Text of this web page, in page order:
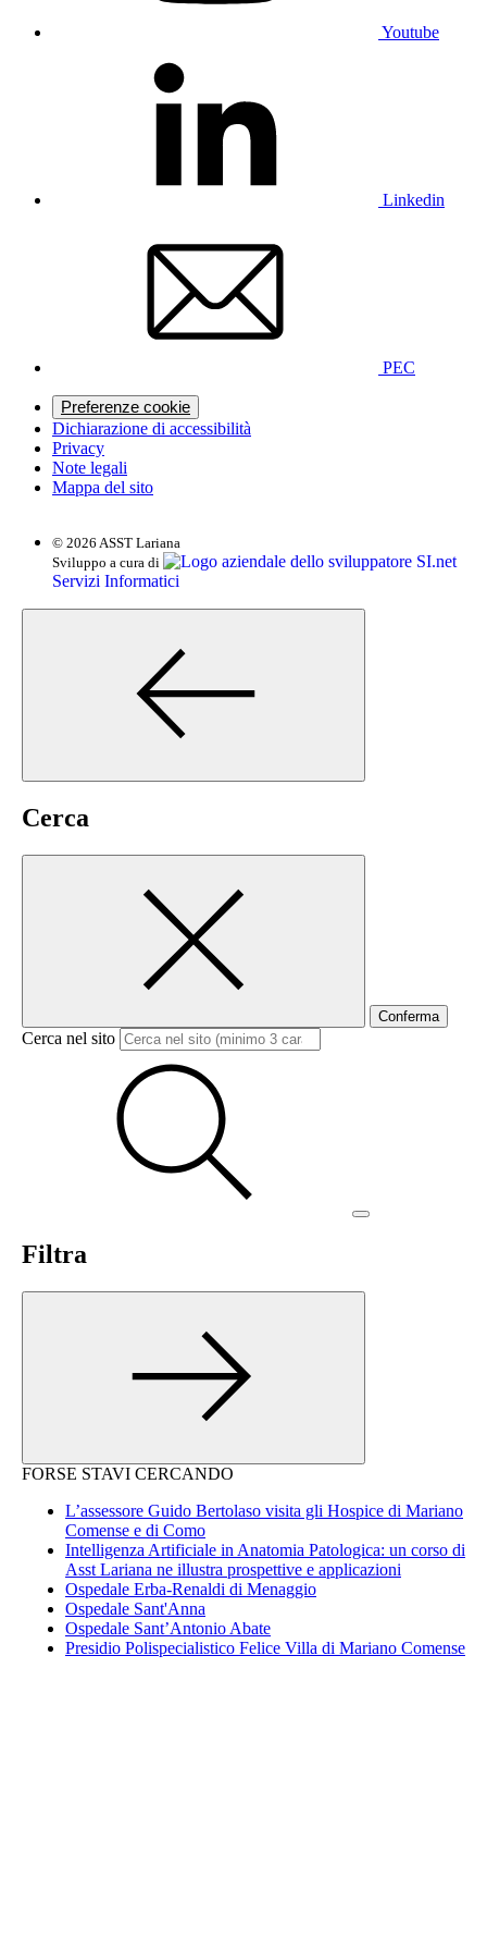
Youtube
Linkedin
PEC
Preferenze cookie
Dichiarazione di accessibilità
Privacy
Note legali
Mappa del sito
© 2026 ASST Lariana
Sviluppo a cura di
SI.net
Servizi Informatici
Cerca
Conferma
Cerca nel sito
Filtra
FORSE STAVI CERCANDO
L’assessore Guido Bertolaso visita gli Hospice di Mariano
Comense e di Como
Intelligenza Artificiale in Anatomia Patologica: un corso di
Asst Lariana ne illustra prospettive e applicazioni
Ospedale Erba-Renaldi di Menaggio
Ospedale Sant'Anna
Ospedale Sant’Antonio Abate
Presidio Polispecialistico Felice Villa di Mariano Comense